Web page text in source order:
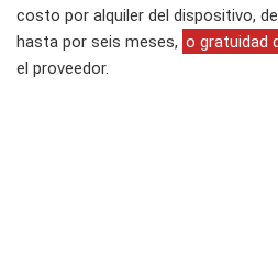
costo por alquiler del dispositivo,
hasta por seis meses, o gratuidad
el proveedor.